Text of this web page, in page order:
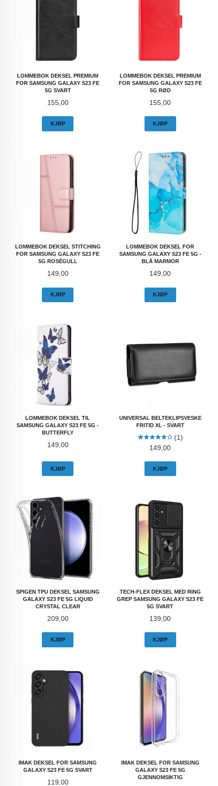
LOMMEBOK DEKSEL PREMIUM
FOR SAMSUNG GALAXY S23 FE
5G SVART
Pris
155,00
KJØP
LOMMEBOK DEKSEL PREMIUM
FOR SAMSUNG GALAXY S23 FE
5G RØD
Pris
155,00
KJØP
LOMMEBOK DEKSEL STITCHING
FOR SAMSUNG GALAXY S23 FE
5G ROSÉGULL
Pris
149,00
KJØP
LOMMEBOK DEKSEL FOR
SAMSUNG GALAXY S23 FE 5G -
BLÅ MARMOR
Pris
149,00
KJØP
LOMMEBOK DEKSEL TIL
SAMSUNG GALAXY S23 FE 5G -
BUTTERFLY
Pris
149,00
KJØP
UNIVERSAL BELTEKLIPSVESKE
FRITID XL - SVART
(1)
Pris
149,00
KJØP
SPIGEN TPU DEKSEL SAMSUNG
GALAXY S23 FE 5G LIQUID
CRYSTAL CLEAR
Pris
209,00
KJØP
TECH-FLEX DEKSEL MED RING
GREP SAMSUNG GALAXY S23 FE
5G SVART
Pris
139,00
KJØP
IMAK DEKSEL FOR SAMSUNG
GALAXY S23 FE 5G SVART
Pris
119,00
IMAK DEKSEL FOR SAMSUNG
GALAXY S23 FE 5G
GJENNOMSIKTIG